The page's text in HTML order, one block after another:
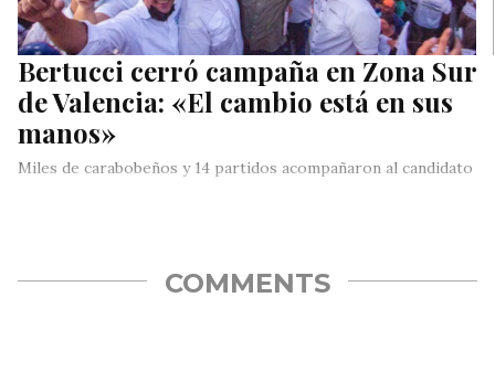
Bertucci cerró campaña en Zona Sur
de Valencia: «El cambio está en sus
manos»
Miles de carabobeños y 14 partidos acompañaron al candidato
COMMENTS